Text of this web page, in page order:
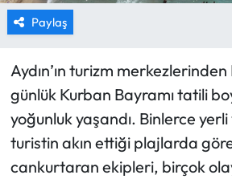
Paylaş
Aydın’ın turizm
günlük Kurban Bayramı tatili
yoğunluk yaşandı. Binlerce yerli
turistin akın ettiği plajlarda
cankurtaran ekipleri, birçok
YAŞAM
RESMİ İLANLAR
HABER İLAN